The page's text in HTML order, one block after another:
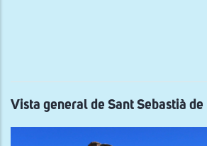
Vista general de Sant Sebastià de